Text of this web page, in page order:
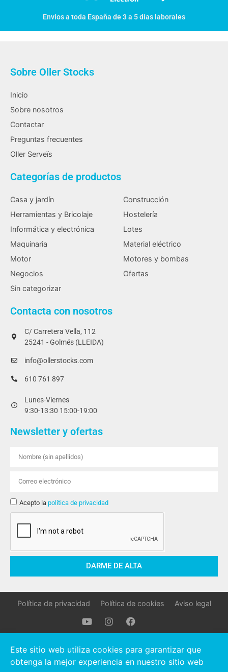
Envíos a toda España de 3 a 5 días laborales
Sobre Oller Stocks
Inicio
Sobre nosotros
Contactar
Preguntas frecuentes
Oller Serveïs
Categorías de productos
Casa y jardín
Construcción
Herramientas y Bricolaje
Hostelería
Informática y electrónica
Lotes
Maquinaria
Material eléctrico
Motor
Motores y bombas
Negocios
Ofertas
Sin categorizar
Contacta con nosotros
C/ Carretera Vella, 112
25241 - Golmés (LLEIDA)
info@ollerstocks.com
610 761 897
Lunes-Viernes
9:30-13:30 15:00-19:00
Newsletter y ofertas
Acepto la política de privacidad
DARME DE ALTA
Política de privacidad Política de cookies Aviso legal
Este sitio web utiliza cookies para garantizar que
obtenga la mejor experiencia en nuestro sitio web